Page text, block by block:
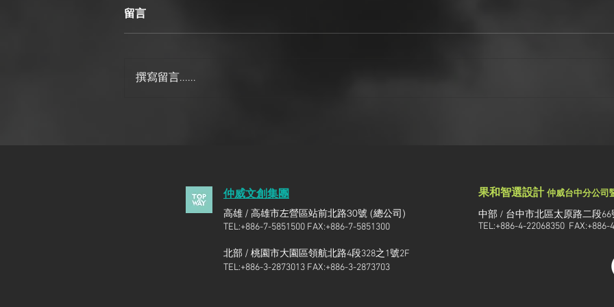
高級茶葉禮盒
留言
撰寫留言......
仲威文創集團
高雄 / 高雄市左營區站前北路30號 (總公司)
TEL:+886-7-5851500 FAX:+886-7-5851300
北部 / 桃園市大園區領航北路4段328之1號2F
TEL:+886-3-2873013 FAX:+886-3-2873703
果和智選設計 仲威台中分公司
中部 / 台中市北區太原路二段66
TEL:+886-4-22068350 FAX:+886-